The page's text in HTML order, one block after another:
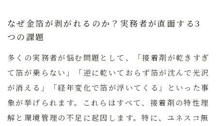
なぜ金箔が剥がれるのか？実務者が直面する3
つの課題
多くの実務者が悩む問題として、「接着剤が乾きすぎ
て箔が乗らない」「逆に乾いておらず箔が沈んで光沢
が消える」「経年変化で箔が浮いてくる」といった事
象が挙げられます。これらはすべて、接着剤の特性理
解と環境管理の不足に起因します。特に、ユネスコ無